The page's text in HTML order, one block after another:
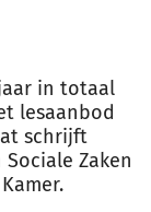
in totaal
lesaanbod
schrijft
Zaken